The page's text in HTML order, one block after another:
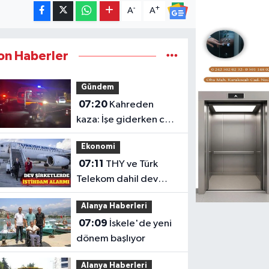
A- A+
Haberler
Gündem
07:20
kaza: İşe giderken can
verdi
Ekonomi
07:11
Telekom dahil dev
şirketlerde istihdam
düşüyor
Alanya Haberleri
07:09
dönem başlıyor
Alanya Haberleri